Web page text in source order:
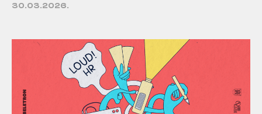
30.03.2026.